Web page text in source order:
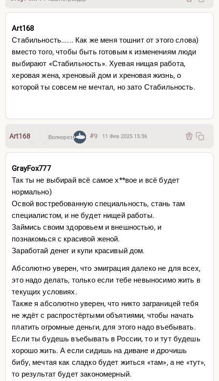
Art168
Стабильность...... Как же меня тошнит от этого слова)
вместо того, чтобы быть готовым к изменениям люди
выбирают «Стабильность». Хуевая нищая работа,
херовая жена, хреновый дом и хреновая жизнь, о
которой ты совсем не мечтал, но зато Стабильность.
Art168 Волнорез #9 11 Фев 2025 15:36
GrayFox777
Так ты не выбирай всё самое х**вое и всё будет
нормально)
Освой востребованную специальность, стань там
специалистом, и не будет нищей работы.
Займись своим здоровьем и внешностью, и
познакомься с красивой женой.
Заработай денег и купи красивый дом.
Абсолютно уверен, что эмиграция далеко не для всех,
это надо делать, только если тебе невыносимо жить в
текущих условиях.
Также я абсолютно уверен, что никто заграницей тебя
не ждёт с распростёртыми объятиями, чтобы начать
платить огромные деньги, для этого надо въебывать.
Если ты будешь въебывать в России, то и тут будешь
хорошо жить. А если сидишь на диване и дрочишь
бибу, мечтая как сладко будет житься «там», а не «тут»,
то результат будет закономерный.